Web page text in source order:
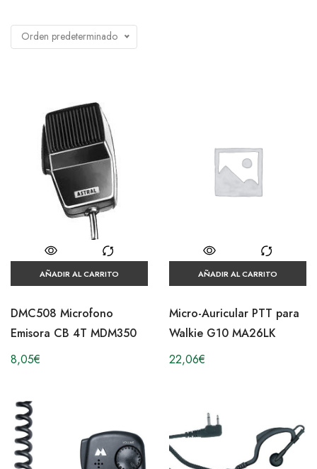
Orden predeterminado
AÑADIR AL CARRITO
DMC508 Microfono
Emisora CB 4T MDM350
8,05€
AÑADIR AL CARRITO
Micro-Auricular PTT para
Walkie G10 MA26LK
22,06€